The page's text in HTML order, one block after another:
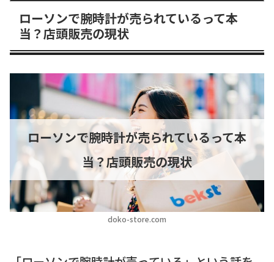
ローソンで腕時計が売られているって本
当？店頭販売の現状
doko-store.com
ローソンで腕時計が売られているって本
当？店頭販売の現状